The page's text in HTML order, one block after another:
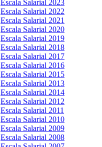
Escala Salarial 2023
Escala Salarial 2022
Escala Salarial 2021
Escala Salarial 2020
Escala Salarial 2019
Escala Salarial 2018
Escala Salarial 2017
Escala Salarial 2016
Escala Salarial 2015
Escala Salarial 2013
Escala Salarial 2014
Escala Salarial 2012
Escala Salarial 2011
Escala Salarial 2010
Escala Salarial 2009
Escala Salarial 2008